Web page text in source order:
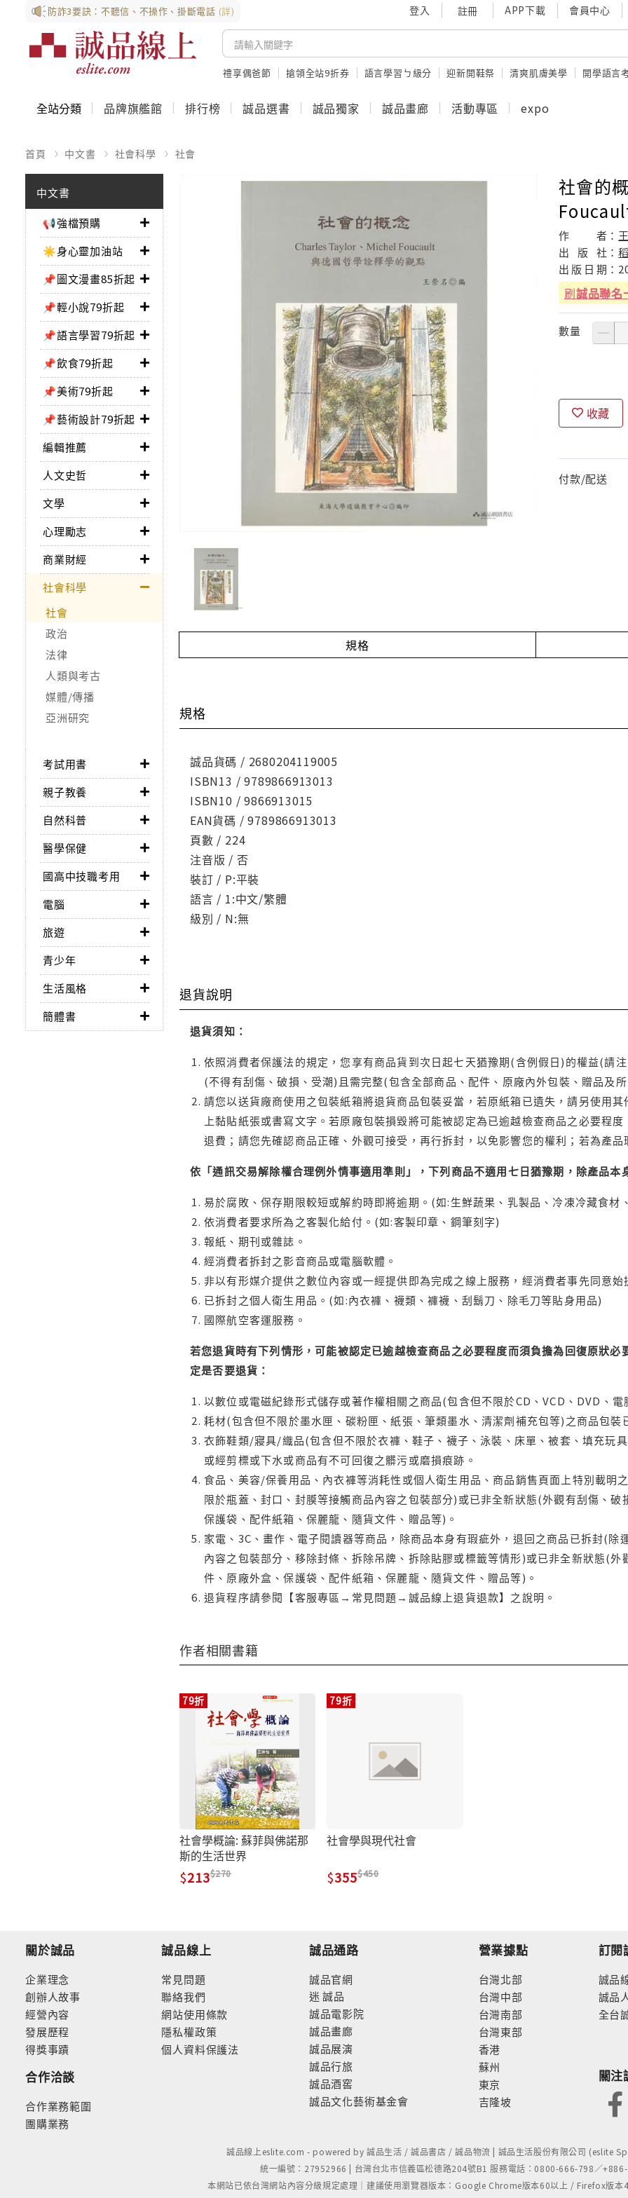
防詐3要訣：不聽信、不操作、掛斷電話 (詳) 登入 註冊 APP下載 會員中心
禮享偶爸節 搶領全站9折券 語言學習ㄅ級分 迎新開鞋祭 清爽肌膚美學 開學語言
全站分類 品牌旗艦館 排行榜 誠品選書 誠品獨家 誠品畫廊 活動專區 expo
首頁 中文書 社會科學 社會
中文書
📢強檔預購
☀️身心靈加油站
📌圖文漫畫85折起
📌輕小說79折起
📌語言學習79折起
📌飲食79折起
📌美術79折起
📌藝術設計79折起
編輯推薦
人文史哲
文學
心理勵志
商業財經
社會科學
社會
政治
法律
人類與考古
媒體/傳播
亞洲研究
考試用書
親子教養
自然科普
醫學保健
國高中技職考用
電腦
旅遊
青少年
生活風格
簡體書
社會的
作 者：
出
版 社：
出 版 日 期：
刷誠品聯名
數量
收藏
付款/配送
規格
規格
誠品貨碼 / 2680204119005
ISBN13 / 9789866913013
ISBN10 / 9866913015
EAN貨碼 / 9789866913013
頁數 / 224
注音版 / 否
裝訂 / P:平裝
語言 / 1:中文/繁體
級別 / N:無
退貨說明
退貨須知：
依照消費者保護法的規定，您享有商品貨到次日起七天猶豫期(含例假日)的權益(請
(不得有刮傷、破損、受潮)且需完整(包含全部商品、配件、原廠內外包裝、贈品及
請您以送貨廠商使用之包裝紙箱將退貨商品包裝妥當，若原紙箱已遺失，請另使用
上黏貼紙張或書寫文字。若原廠包裝損毀將可能被認定為已逾越檢查商品之必要程
退費；請您先確認商品正確、外觀可接受，再行拆封，以免影響您的權利；若為產
依「通訊交易解除權合理例外情事適用準則」，下列商品不適用七日猶豫期，除產品本
易於腐敗、保存期限較短或解約時即將逾期。(如:生鮮蔬果、乳製品、冷凍冷藏食材
依消費者要求所為之客製化給付。(如:客製印章、鋼筆刻字)
報紙、期刊或雜誌。
經消費者拆封之影音商品或電腦軟體。
非以有形媒介提供之數位內容或一經提供即為完成之線上服務，經消費者事先同意
已拆封之個人衛生用品。(如:內衣褲、襪類、褲襪、刮鬍刀、除毛刀等貼身用品)
國際航空客運服務。
若您退貨時有下列情形，可能被認定已逾越檢查商品之必要程度而須負擔為回復原狀
定是否要退貨：
以數位或電磁紀錄形式儲存或著作權相關之商品(包含但不限於CD、VCD、DVD、
耗材(包含但不限於墨水匣、碳粉匣、紙張、筆類墨水、清潔劑補充包等)之商品包
衣飾鞋類/寢具/織品(包含但不限於衣褲、鞋子、襪子、泳裝、床單、被套、填充玩
或經剪標或下水或商品有不可回復之髒污或磨損痕跡。
食品、美容/保養用品、內衣褲等消耗性或個人衛生用品、商品銷售頁面上特別載明
限於瓶蓋、封口、封膜等接觸商品內容之包裝部分)或已非全新狀態(外觀有刮傷、
保護袋、配件紙箱、保麗龍、隨貨文件、贈品等)。
家電、3C、畫作、電子閱讀器等商品，除商品本身有瑕疵外，退回之商品已拆封(
內容之包裝部分、移除封條、拆除吊牌、拆除貼膠或標籤等情形)或已非全新狀態(
件、原廠外盒、保護袋、配件紙箱、保麗龍、隨貨文件、贈品等)。
退貨程序請參閱【客服專區→常見問題→誠品線上退貨退款】之說明。
作者相關書籍
79折
社會學概論: 蘇菲與佛諾那
斯的生活世界
213 270
79折
社會學與現代社會
355 450
關於誠品
企業理念
創辦人故事
經營內容
發展歷程
得獎事蹟
合作洽談
合作業務範圍
團購業務
誠品線上
常見問題
聯絡我們
網站使用條款
隱私權政策
個人資料保護法
誠品通路
誠品官網
迷 誠品
誠品電影院
誠品畫廊
誠品展演
誠品行旅
誠品酒窖
誠品文化藝術基金會
營業據點
台灣北部
台灣中部
台灣南部
台灣東部
香港
蘇州
東京
吉隆坡
訂閱
誠品
誠品
全台
關注
誠品線上eslite.com - powered by 誠品生活 / 誠品書店 / 誠品物流 | 誠品生活股份有限公司 (eslite
統一編號：27952966 | 台灣台北市信義區松德路204號B1 服務電話：0800-666-798／
本網站已依台灣網站內容分級規定處理｜建議使用瀏覽器版本：Google Chrome版本60以上 / Firefox版